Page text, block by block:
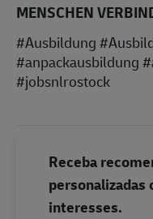
MENSCHEN
#Ausbildung
#anpackausbildung
#jobsnlrostock
Receba
personalizadas
interesses.